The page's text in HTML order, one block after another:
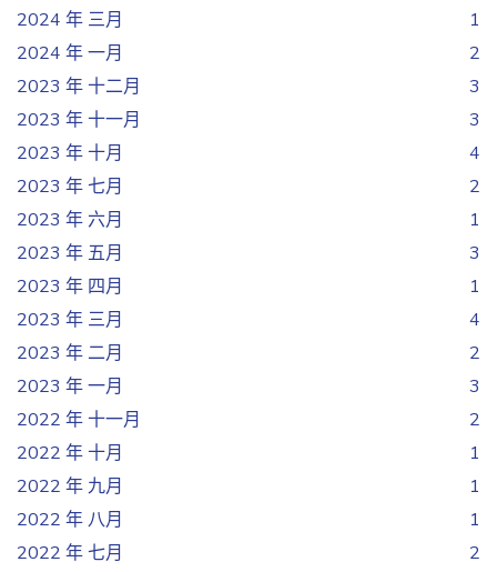
2024 年 三月
1
2024 年 一月
2
2023 年 十二月
3
2023 年 十一月
3
2023 年 十月
4
2023 年 七月
2
2023 年 六月
1
2023 年 五月
3
2023 年 四月
1
2023 年 三月
4
2023 年 二月
2
2023 年 一月
3
2022 年 十一月
2
2022 年 十月
1
2022 年 九月
1
2022 年 八月
1
2022 年 七月
2